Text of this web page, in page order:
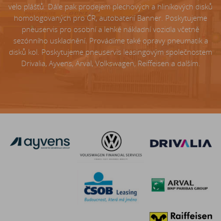
velo plášťů. Dále pak prodejem plechových a hliníkových disků
homologovaných pro ČR, autobaterií Banner. Poskytujeme
pneuservis pro osobní a lehké nákladní vozidla včetně
sezónního uskladnění. Provádíme také opravy pneumatik a
disků kol. Poskytujeme pneuservis leasingovým společnostem
Drivalia, Ayvens, Arval, Volkswagen, Reiffeisen a dalším.